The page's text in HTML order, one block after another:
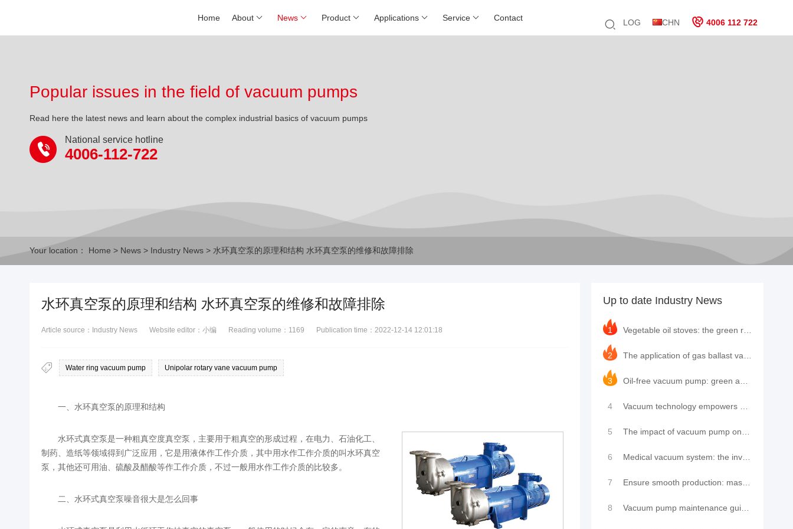
Home About News Product Applications Service Contact LOG CHN 4006 112 722
Popular issues in the field of vacuum pumps
Read here the latest news and learn about the complex industrial basics of vacuum pumps
National service hotline
4006-112-722
Your location： Home > News > Industry News > 水环真空泵的原理和结构 水环真空泵的维修和故障排除
水环真空泵的原理和结构 水环真空泵的维修和故障排除
Article source：Industry News Website editor：小编 Reading volume： 1169 Publication time：2022-12-14 12:01:18
Water ring vacuum pump Unipolar rotary vane vacuum pump
一、水环真空泵的原理和结构
水环式真空泵是一种粗真空度真空泵，主要用于粗真空的形成过程，在电力、石油化工、
制药、造纸等领域得到广泛应用，它是用液体作工作介质，其中用水作工作介质的叫水环真空
泵，其他还可用油、硫酸及醋酸等作工作介质，不过一般用水作工作介质的比较多。
二、水环式真空泵噪音很大是怎么回事
Up to date Industry News
1 Vegetable oil stoves: the green revolution in modern kitchens and the innovative application of LeyN
2 The application of gas ballast valves in rotary vane vacuum pumps and the leading practice of LeyNow
3 Oil-free vacuum pump: green and efficient, leading the new industrial trend
4 Vacuum technology empowers new trends in cultural tourism: high-cold zero-carbon residence cabin shi
5 The impact of vacuum pump on the performance of single-chamber packaging machine and how to maintain
6 Medical vacuum system: the invisible guardian of modern medical care
7 Ensure smooth production: master the key to vacuum pump maintenance and repair
8 Vacuum pump maintenance guide: fault analysis, maintenance tips, brand insights and service provider